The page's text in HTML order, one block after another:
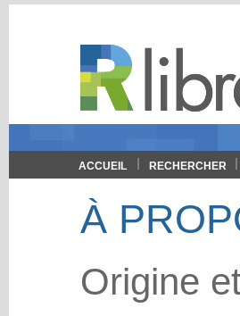
ACCUEIL RECHERCHER
À
Origine